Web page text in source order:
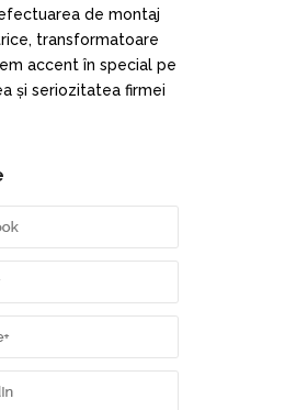
de montaj
transformatoare
accent în special pe
și seriozitatea firmei